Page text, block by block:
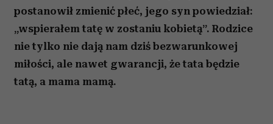
postanowił zmienić płeć, jego syn powiedział:
„wspierałem tatę w zostaniu kobietą”. Rodzice
nie tylko nie dają nam dziś bezwarunkowej
miłości, ale nawet gwarancji, że tata będzie
tatą, a mama mamą.